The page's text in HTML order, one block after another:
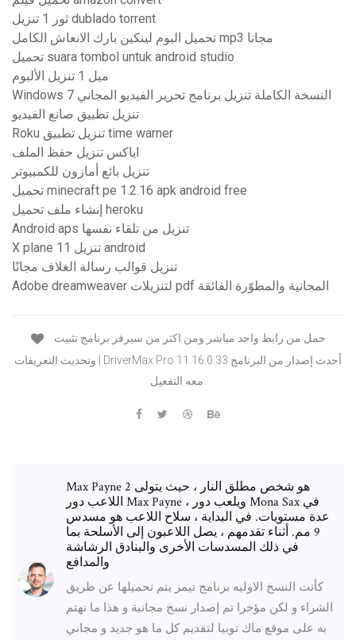
ثور 1 تنزيل dublado torrent
تحميل البوم لينكين بارك الانعاش الكامل mp3 مجانا
تحميل suara tombol untuk android studio
ميل 1 تنزيل الألبوم
Windows 7 النسخة الكاملة تنزيل برنامج تحرير الفيديو المجاني
تنزيل تطبيق صانع الفيديو
Roku تنزيل تطبيق time warner
اياكس تنزيل حفظ الملف
تنزيل بائع أمازون للكمبيوتر
تحميل minecraft pe 1.2.16 apk android free
إنشاء ملف تحميل heroku
Android aps تنزيل من تلقاء نفسها
X plane 11 تنزيل android
تنزيل قوالب رسالة الغلاف مجانًا
Adobe dreamweaver لتنزيلات pdf المجانية والمطوّرة الفائقة
وتحديث التعريفات | DriverMax Pro 11.16.0.33 أحدث إصدار من البرنامج
Max Payne 2 هو شخص مطلق النار ، حيث يتولى
اللاعب دور Max Payne ، ويلعب دور Mona Sax في
عدة مستويات. في البداية ، سلاح اللاعب هو مسدس
9 مم. أثناء تقدمهم ، يصل اللاعبون إلى الأسلحة بما
في ذلك المسدسات الأخرى والبنادق الرشاشة
والمدافع
كأنت النسخ الاوليه برنامج تيمز يتم تحميلها عن طريق
الشراء و لكن مؤخرا تم إصدار نسخ مجانية و هذا ما نهتم
به على موقع ماك توبيا لتقديم كل ما هو جديد و مجاني